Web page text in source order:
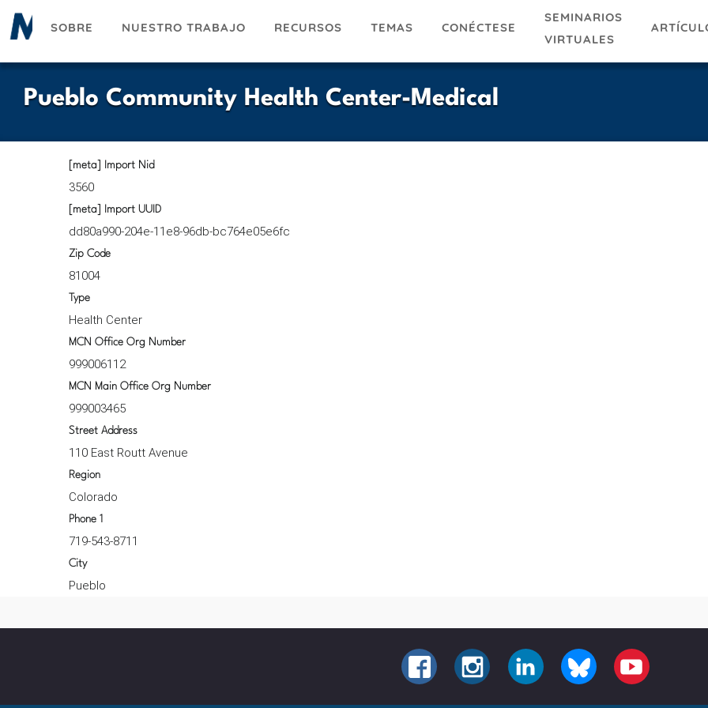
Pasar
SOBRE NUESTRO TRABAJO RECURSOS TEMAS CONÉCTESE
SEMINARIOS
VIRTUALES
Pueblo Community Health Center-Medical
[meta] Import Nid
3560
[meta] Import UUID
dd80a990-204e-11e8-96db-bc764e05e6fc
Zip Code
81004
Type
Health Center
MCN Office Org Number
999006112
MCN Main Office Org Number
999003465
Street Address
110 East Routt Avenue
Region
Colorado
Phone 1
719-543-8711
City
Pueblo
FACEBOOKINSTAGRAMLINKEDIN BLUESKY YOUTUBE